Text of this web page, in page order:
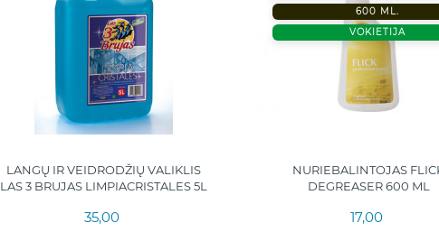
LANGŲ IR VEIDRODŽIŲ VALIKLIS
LAS 3 BRUJAS LIMPIACRISTALES 5L
35,00
600 ML.
VOKIETIJA
NURIEBALINTOJAS
DEGREASER 600 ML
17,00